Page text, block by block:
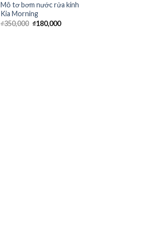
Mô tơ bơm nước rửa kính
Kia Morning
₫350,000 ₫180,000